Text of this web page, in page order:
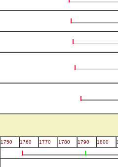
1750 1760 1770 1780 1790 1800